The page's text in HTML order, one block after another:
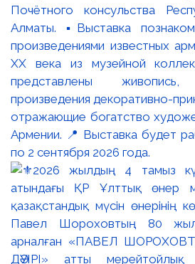
Почётного консульства
Алматы. ▪️Выставка
произведениями известных
XX века из музейной
представлены
произведения декоративно-
отражающие богатство
Армении. 📍 Выставка будет
по 2 сентября 2026 года.